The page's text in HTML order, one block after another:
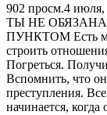
902 просм.4 июля,
ТЫ НЕ
ПУНКТОМ Есть
строить
Погреться.
Вспомнить, что
преступления.
начинается,